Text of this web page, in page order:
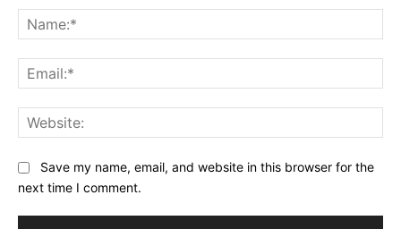
Save my name, email, and website in this browser for the
next time I comment.